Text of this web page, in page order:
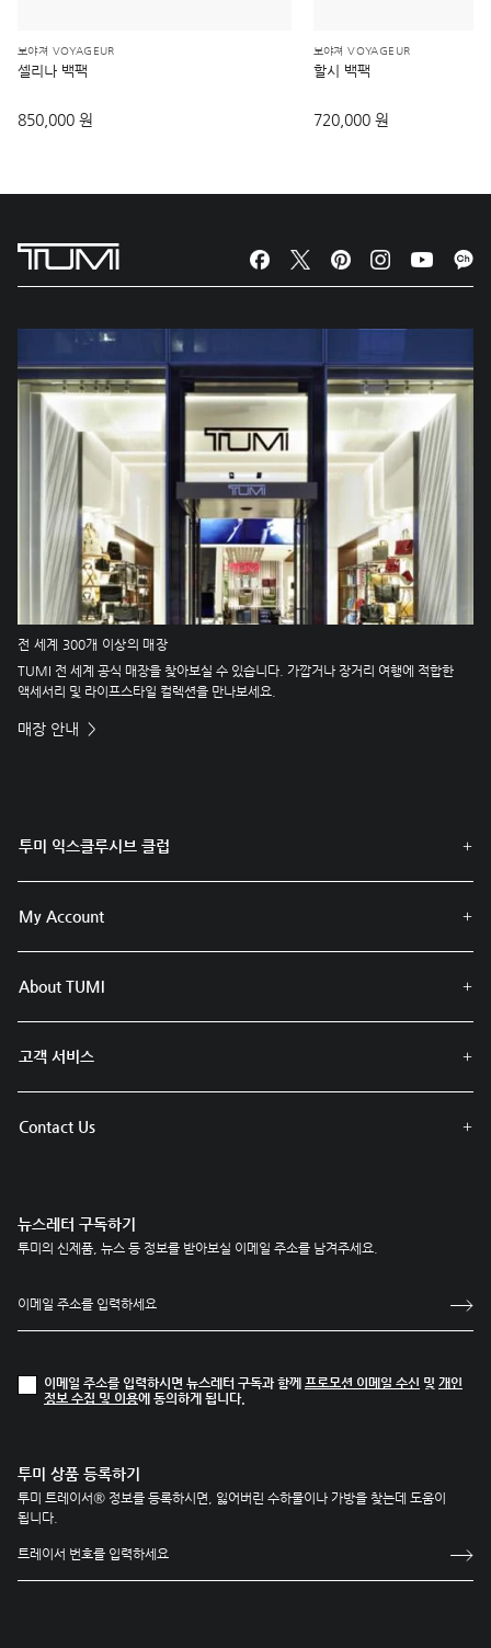
보야져 VOYAGEUR
셀리나 백팩
850,000 원
보야져 VOYAGEUR
할시 백팩
720,000 원
전 세계 300개 이상의 매장
TUMI 전 세계 공식 매장을 찾아보실 수 있습니다. 가깝거나 장거리 여행에 적합한
액세서리 및 라이프스타일 컬렉션을 만나보세요.
매장 안내
투미 익스클루시브 클럽
My Account
About TUMI
고객 서비스
Contact Us
뉴스레터 구독하기
투미의 신제품, 뉴스 등 정보를 받아보실 이메일 주소를 남겨주세요.
이메일 주소를 입력하시면 뉴스레터 구독과 함께 프로모션 이메일 수신 및 개인
정보 수집 및 이용에 동의하게 됩니다.
투미 상품 등록하기
투미 트레이서® 정보를 등록하시면, 잃어버린 수하물이나 가방을 찾는데 도움이
됩니다.